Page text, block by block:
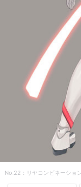
No.22：リヤコンビネーショ